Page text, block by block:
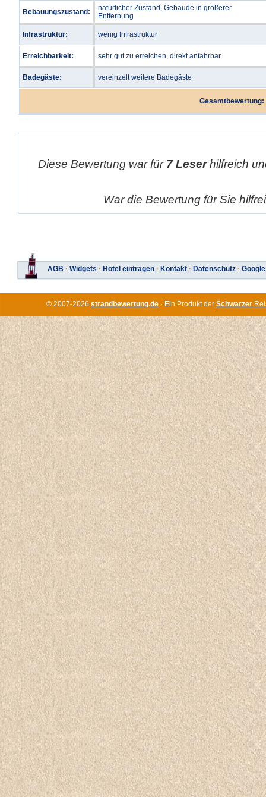
Bebauungszustand:
natürlicher Zustand, Gebäude in größerer
Entfernung
Infrastruktur: wenig Infrastruktur
Erreichbarkeit: sehr gut zu erreichen, direkt anfahrbar
Badegäste: vereinzelt weitere Badegäste
Gesamtbewertung:
Diese Bewertung war für 7 Leserhilfreich
War die Bewertung für Sie
AGB · Widgets · Hotel eintragen · Kontakt · Datenschutz ·
© 2007-2026 strandbewertung.de · Ein Produkt der Schwarzer